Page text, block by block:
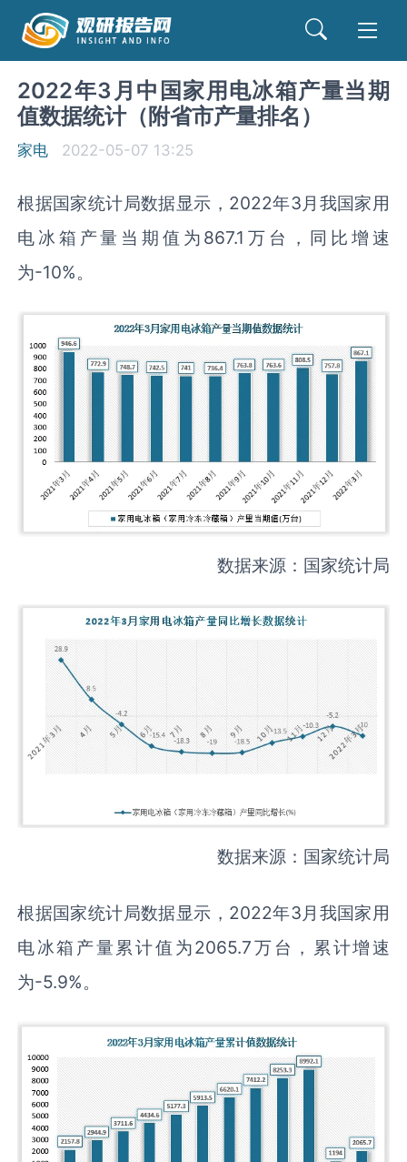
2022年3月中国家用电冰箱产量当期
值数据统计（附省市产量排名）
家电 2022-05-07 13:25
根据国家统计局数据显示，2022年3月我国家用
电冰箱产量当期值为867.1万台，同比增速
为-10%。
数据来源：国家统计局
数据来源：国家统计局
根据国家统计局数据显示，2022年3月我国家用
电冰箱产量累计值为2065.7万台，累计增速
为-5.9%。